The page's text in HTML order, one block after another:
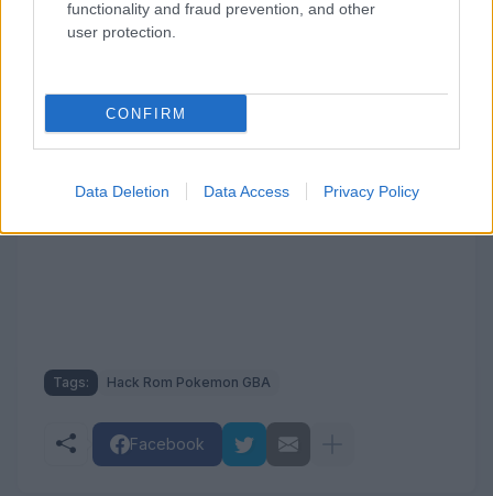
functionality and fraud prevention, and other
user protection.
CONFIRM
Data Deletion Data Access Privacy Policy
de Pokémon Diabound para
GBA
Tags: Hack Rom Pokemon GBA
Facebook